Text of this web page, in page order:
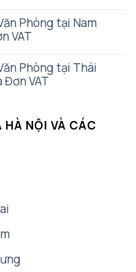
Phòng tại Nam
VAT
Phòng tại Thái
VAT
HÀ NỘI VÀ CÁC